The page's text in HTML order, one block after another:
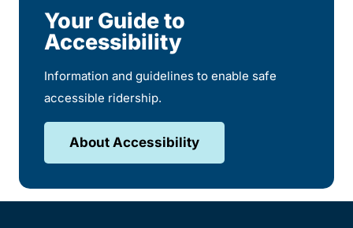
Your Guide to
Accessibility
Information and guidelines to enable safe
accessible ridership.
About Accessibility